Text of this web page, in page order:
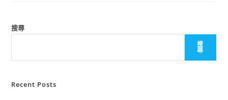
搜尋
搜
尋
Recent Posts